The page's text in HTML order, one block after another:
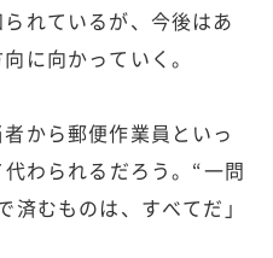
れているが、今後はあ
に向かっていく。
から郵便作業員といっ
わられるだろう。“一問
むものは、すべてだ」